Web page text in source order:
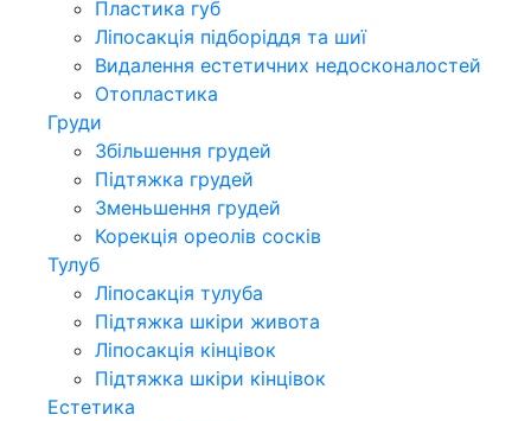
Пластика губ
Ліпосакція підборіддя та шиї
Видалення естетичних недосконалостей
Отопластика
Груди
Збільшення грудей
Підтяжка грудей
Зменьшення грудей
Корекція ореолів сосків
Тулуб
Ліпосакція тулуба
Підтяжка шкіри живота
Ліпосакція кінцівок
Підтяжка шкіри кінцівок
Естетика